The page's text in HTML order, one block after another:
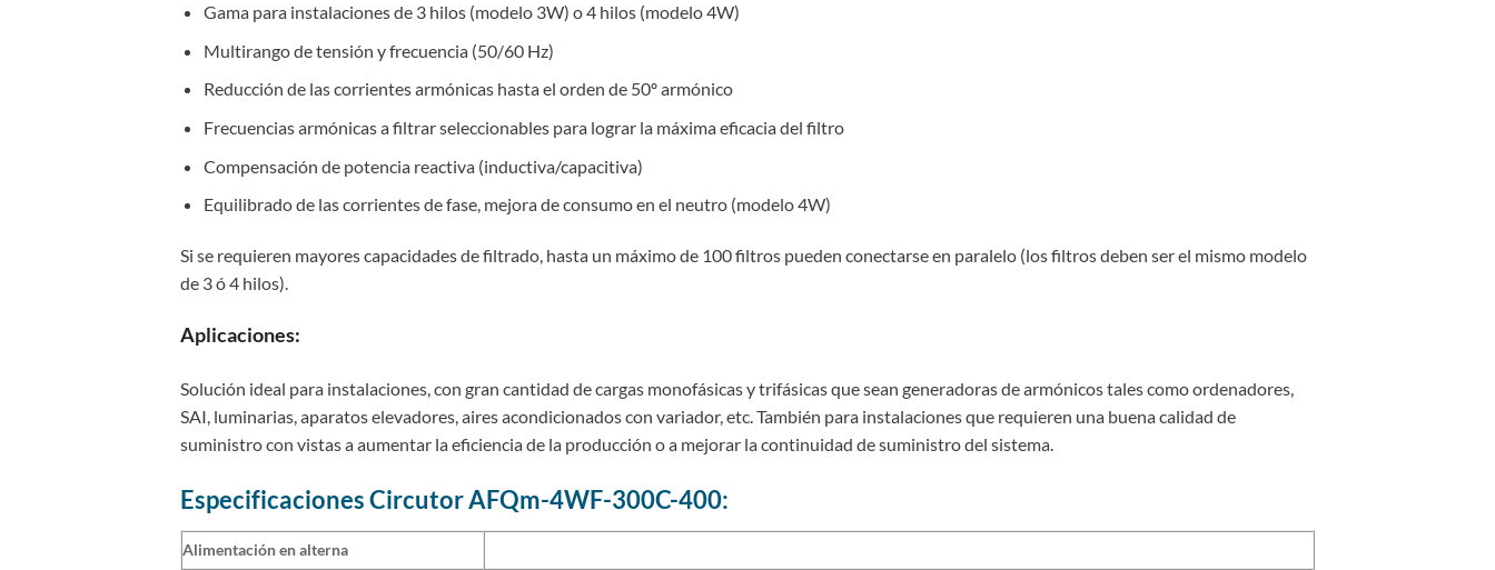
Gama para instalaciones de 3 hilos (modelo 3W) o 4 hilos (modelo 4W)
Multirango de tensión y frecuencia (50/60 Hz)
Reducción de las corrientes armónicas hasta el orden de 50º armónico
Frecuencias armónicas a filtrar seleccionables para lograr la máxima eficacia del filtro
Compensación de potencia reactiva (inductiva/capacitiva)
Equilibrado de las corrientes de fase, mejora de consumo en el neutro (modelo 4W)
Si se requieren mayores capacidades de filtrado, hasta un máximo de 100 filtros pueden conectarse en paralelo (los filtros deben ser el mismo modelo
de 3 ó 4 hilos).
Aplicaciones:
Solución ideal para instalaciones, con gran cantidad de cargas monofásicas y trifásicas que sean generadoras de armónicos tales como ordenadores,
SAI, luminarias, aparatos elevadores, aires acondicionados con variador, etc. También para instalaciones que requieren una buena calidad de
suministro con vistas a aumentar la eficiencia de la producción o a mejorar la continuidad de suministro del sistema.
Especificaciones CircutorAFQm-4WF-300C-400:
Alimentación en alterna